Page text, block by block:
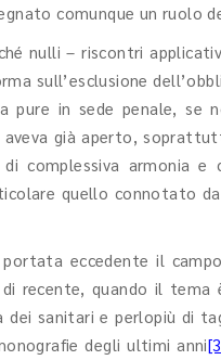
comunque un ruolo
nulli – riscontri
sull’esclusione
pure in sede penale,
aveva già aperto,
complessiva armonia e
quello connotato
eccedente il
di recente, quando il
dei sanitari e perlopiù di
degli ultimi anni